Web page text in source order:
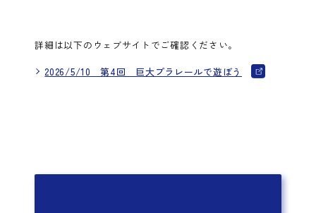
詳細は以下のウェブサイトでご確認ください。
2026/5/10 第4回 巨大プラレールで遊ぼう